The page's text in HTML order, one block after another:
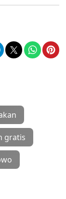
gratis